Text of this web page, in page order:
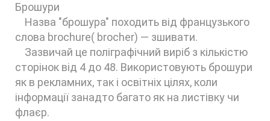
Брошури
Назва "брошура" походить від французького
слова brochure( brocher) — зшивати.
Зазвичай це поліграфічний виріб з кількістю
сторінок від 4 до 48. Використовують брошури
як в рекламних, так і освітніх цілях, коли
інформації занадто багато як на листівку чи
флаєр.